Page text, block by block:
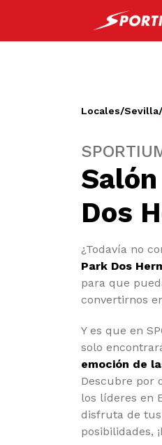
Locales/Sevilla/
Dos
¿Todavía no
Park Dos
para que
convertirnos
Y es que en
solo
emoción de
Descubre por
los líderes en
disfruta de tus
posibilidades,